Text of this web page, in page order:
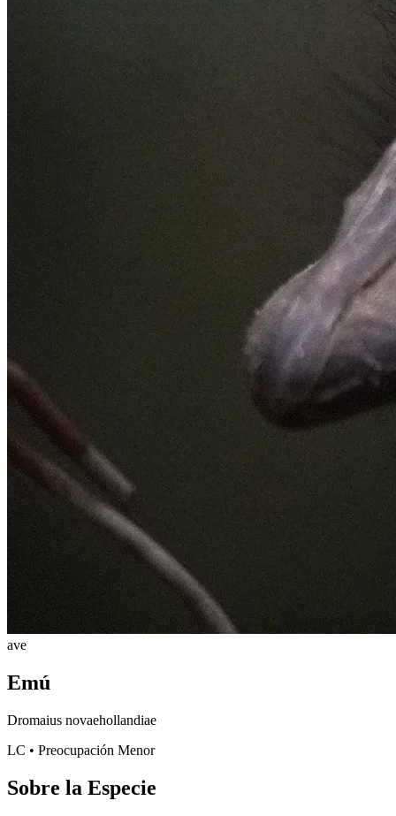
ave
Emú
Dromaius novaehollandiae
LC • Preocupación Menor
Sobre la Especie